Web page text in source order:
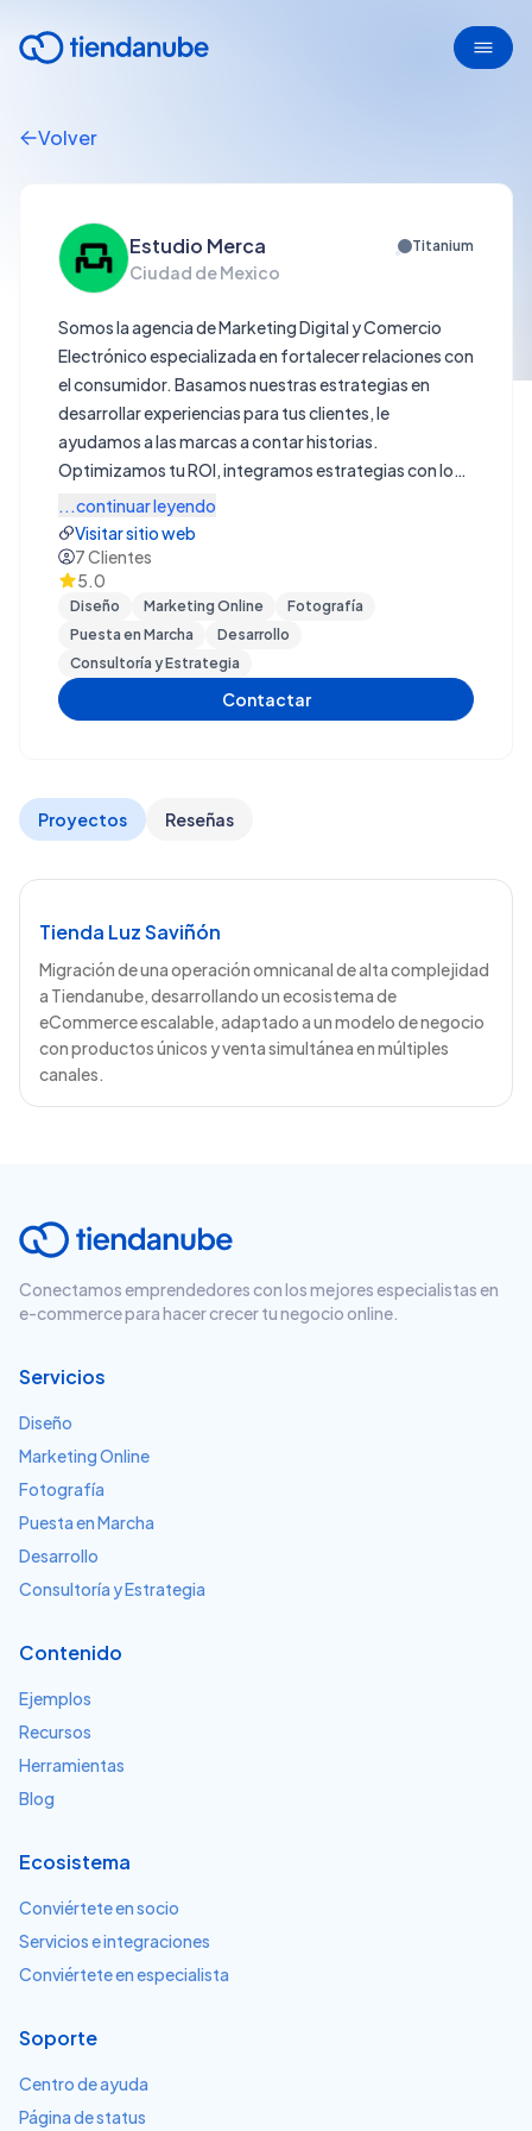
Volver
Estudio Merca Titanium
Ciudad de Mexico
Somos la agencia de Marketing Digital y Comercio
Electrónico especializada en fortalecer relaciones con
el consumidor. Basamos nuestras estrategias en
desarrollar experiencias para tus clientes, le
ayudamos a las marcas a contar historias.
Optimizamos tu ROI, integramos estrategias con los
mejores marketplaces de América Latina y
conversamos con tu mercado. Considerada en las
mejores agencias de México en Merca 2.0 desde
2017.
...continuar leyendo
Visitar sitio web
7Clientes
5.0
Diseño Marketing Online
Fotografía
Puesta en Marcha
Desarrollo
Consultoría y Estrategia
Contactar
Proyectos Reseñas
Tienda Luz Saviñón
Migración de una operación omnicanal de alta complejidad
a Tiendanube, desarrollando un ecosistema de
eCommerce escalable, adaptado a un modelo de negocio
con productos únicos y venta simultánea en múltiples
canales.
Conectamos emprendedores con los mejores especialistas en
e-commerce para hacer crecer tu negocio online.
Servicios
Diseño
Marketing Online
Fotografía
Puesta en Marcha
Desarrollo
Consultoría y Estrategia
Contenido
Ejemplos
Recursos
Herramientas
Blog
Ecosistema
Conviértete en socio
Servicios e integraciones
Conviértete en especialista
Soporte
Centro de ayuda
Página de status